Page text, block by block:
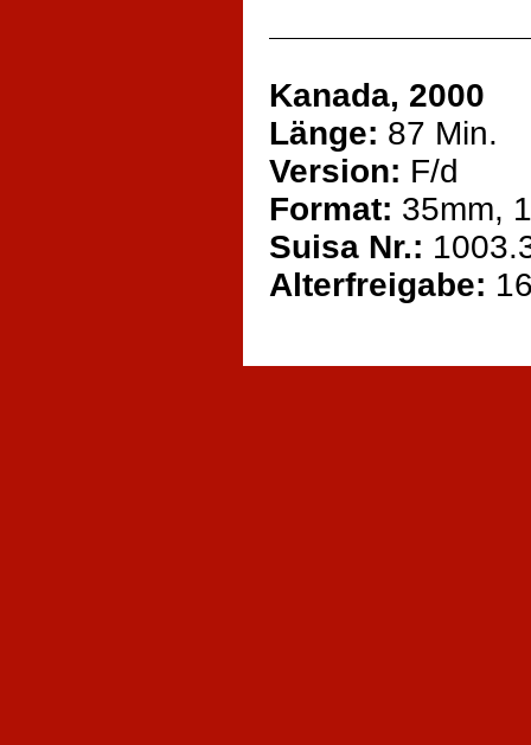
Kanada, 2000
Länge: 87 Min.
Version: F/d
Format: 35mm,
Suisa Nr.:
Alterfreigabe: